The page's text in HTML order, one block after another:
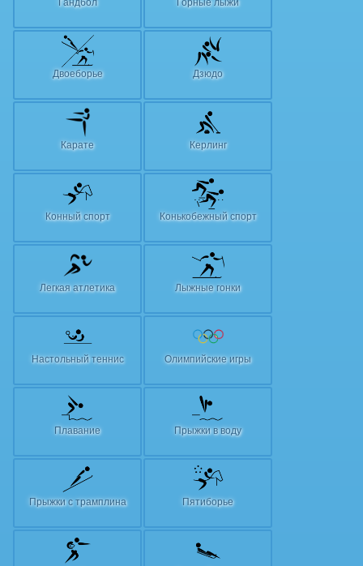
Двоеборье Дзюдо
Карате Керлинг
Конный спорт Конькобежный спорт
Легкая атлетика Лыжные гонки
Настольный теннис Олимпийские игры
Плавание Прыжки в воду
Прыжки с трамплина Пятиборье